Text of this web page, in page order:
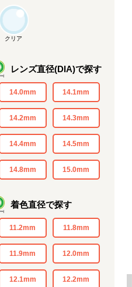
クリア
レンズ直径(DIA)で探す
14.0mm 14.1mm
14.2mm 14.3mm
14.4mm 14.5mm
14.8mm 15.0mm
着色直径で探す
11.2mm 11.8mm
11.9mm 12.0mm
12.1mm 12.2mm